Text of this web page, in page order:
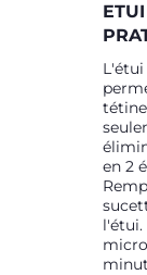
en 2
l'étui.